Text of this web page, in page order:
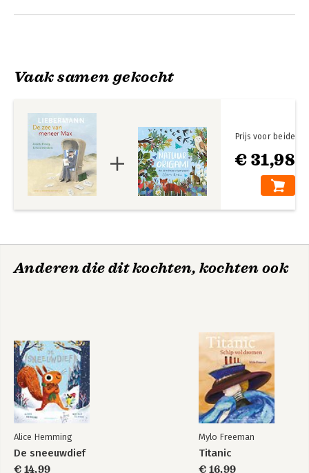
Vaak samen gekocht
€ 31,98
Prijs voor beide
Anderen die dit kochten, kochten ook
Alice Hemming
De sneeuwdief
€ 14,99
Mylo Freeman
Titanic
€ 16,99